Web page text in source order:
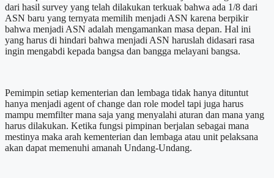
dari hasil survey yang telah dilakukan terkuak bahwa ada 1/8 dari
ASN baru yang ternyata memilih menjadi ASN karena berpikir
bahwa menjadi ASN adalah mengamankan masa depan. Hal ini
yang harus di hindari bahwa menjadi ASN haruslah didasari rasa
ingin mengabdi kepada bangsa dan bangga melayani bangsa.
Pemimpin setiap kementerian dan lembaga tidak hanya dituntut
hanya menjadi agent of change dan role model tapi juga harus
mampu memfilter mana saja yang menyalahi aturan dan mana yang
harus dilakukan. Ketika fungsi pimpinan berjalan sebagai mana
mestinya maka arah kementerian dan lembaga atau unit pelaksana
akan dapat memenuhi amanah Undang-Undang.